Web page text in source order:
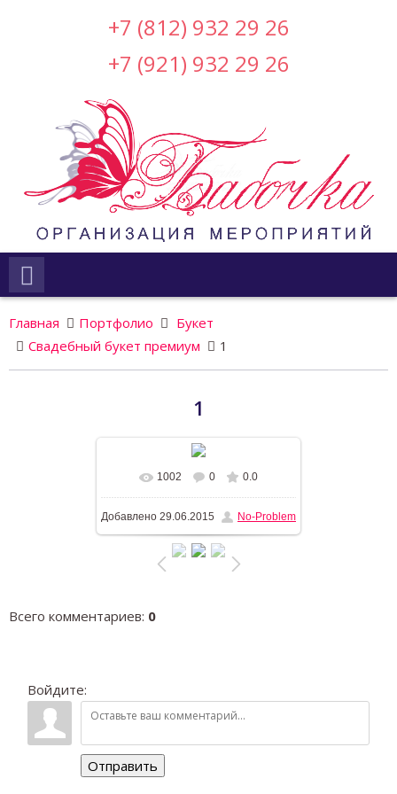
+7 (812) 932 29 26
+7 (921) 932 29 26
Главная Портфолио
Букет
Свадебный букет премиум
1
1
В реальном размере 1196x768
665.1Kb
1002 0 0.0
Добавлено 29.06.2015 No-Problem
Всего комментариев: 0
Войдите:
Отправить